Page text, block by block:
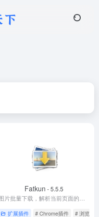
# 浏览器插件
Fatkun - 5.5.5
扩展插件 # Chrome插件 # 浏览器